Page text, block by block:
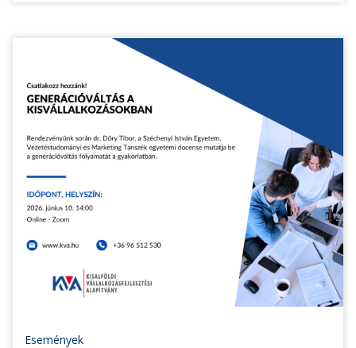
Események